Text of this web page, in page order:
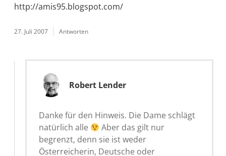
http://amis95.blogspot.com/
27. Juli 2007 Antworten
Robert Lender
Danke für den Hinweis. Die Dame schlägt
natürlich alle
Aber das gilt nur
begrenzt, denn sie ist weder
Österreicherin, Deutsche oder